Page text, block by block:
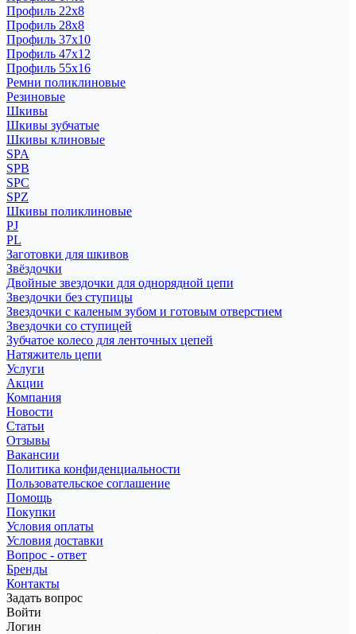
Профиль 22x8
Профиль 28x8
Профиль 37x10
Профиль 47x12
Профиль 55x16
Ремни поликлиновые
Резиновые
Шкивы
Шкивы зубчатые
Шкивы клиновые
SPA
SPB
SPC
SPZ
Шкивы поликлиновые
PJ
PL
Заготовки для шкивов
Звёздочки
Двойные звездочки для однорядной цепи
Звездочки без ступицы
Звездочки с каленым зубом и готовым отверстием
Звездочки со ступицей
Зубчатое колесо для ленточных цепей
Натяжитель цепи
Услуги
Акции
Компания
Новости
Статьи
Отзывы
Вакансии
Политика конфиденциальности
Пользовательское соглашение
Помощь
Покупки
Условия оплаты
Условия доставки
Вопрос - ответ
Бренды
Контакты
Задать вопрос
Войти
Логин